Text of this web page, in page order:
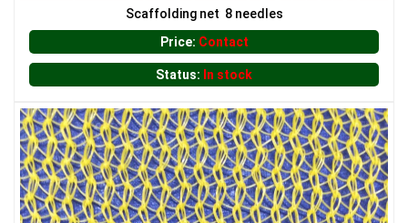
LƯỚI HÀNG RÀO HÌNH CHỮ NHẬT
Scaffolding net 8 needles
Price: Contact
Status: In stock